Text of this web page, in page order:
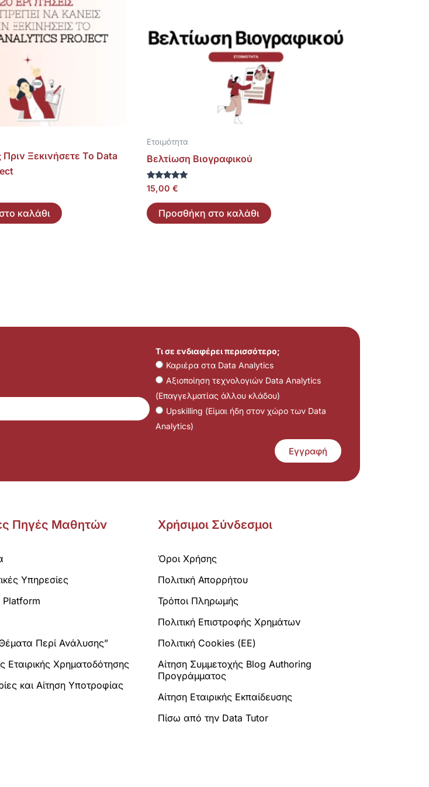
Ξεκινήσετε Το Data
καλάθι
Ετοιμότητα
Βελτίωση Βιογραφικού
Βαθμολογήθηκε
με
5.00
από 5
15,00€
Προσθήκη στο καλάθι
Τι σε ενδιαφέρει περισσότερο;
Καριέρα στα Data Analytics
Αξιοποίηση τεχνολογιών Data Analytics
(Επαγγελματίας άλλου κλάδου)
Upskilling (Είμαι ήδη στον χώρο των Data
Analytics)
Εγγραφή
Πηγές Μαθητών
Υπηρεσίες
Platform
Περί Ανάλυσης”
Εταιρικής Χρηματοδότησης
και Αίτηση Υποτροφίας
Χρήσιμοι Σύνδεσμοι
Όροι Χρήσης
Πολιτική Απορρήτου
Τρόποι Πληρωμής
Πολιτική Επιστροφής Χρημάτων
Πολιτική Cookies (ΕΕ)
Αίτηση Συμμετοχής Blog Authoring
Προγράμματος
Αίτηση Εταιρικής Εκπαίδευσης
Πίσω από την Data Tutor